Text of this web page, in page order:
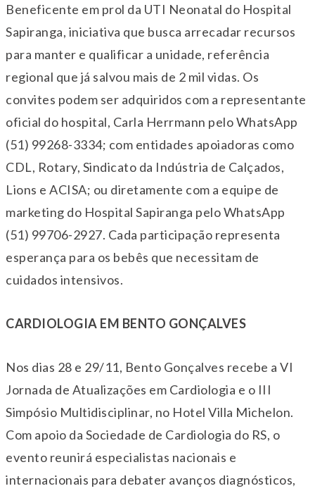
Beneficente em prol da UTI Neonatal do Hospital
Sapiranga, iniciativa que busca arrecadar recursos
para manter e qualificar a unidade, referência
regional que já salvou mais de 2 mil vidas. Os
convites podem ser adquiridos com a representante
oficial do hospital, Carla Herrmann pelo WhatsApp
(51) 99268-3334; com entidades apoiadoras como
CDL, Rotary, Sindicato da Indústria de Calçados,
Lions e ACISA; ou diretamente com a equipe de
marketing do Hospital Sapiranga pelo WhatsApp
(51) 99706-2927. Cada participação representa
esperança para os bebês que necessitam de
cuidados intensivos.
CARDIOLOGIA EM BENTO GONÇALVES
Nos dias 28 e 29/11, Bento Gonçalves recebe a VI
Jornada de Atualizações em Cardiologia e o III
Simpósio Multidisciplinar, no Hotel Villa Michelon.
Com apoio da Sociedade de Cardiologia do RS, o
evento reunirá especialistas nacionais e
internacionais para debater avanços diagnósticos,